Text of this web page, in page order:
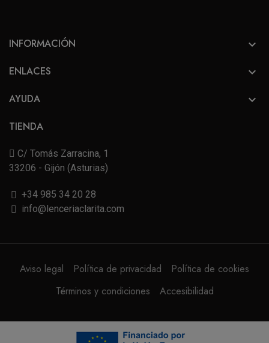
INFORMACIÓN 
ENLACES 
AYUDA 
TIENDA
C/ Tomás Zarracina, 1
33206 - Gijón (Asturias)
+34 985 34 20 28
info@lenceriaclarita.com
Aviso legal Política de privacidad
Política de cookies
Términos y condiciones
Accesibilidad